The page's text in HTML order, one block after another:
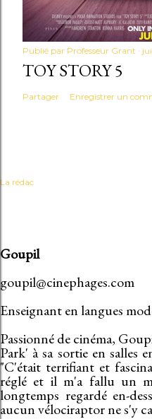
Publié par Professeur Grant
TOY STORY 5
Partager Enregistrer un
La rédac
Goupil
goupil@cinephages.com
Enseignant en langues
Passionné de cinéma,
Park' à sa sortie en salles
"C'était terrifiant et
réglé et il m'a fallu un
longtemps regardé en-
aucun vélociraptor ne s'y